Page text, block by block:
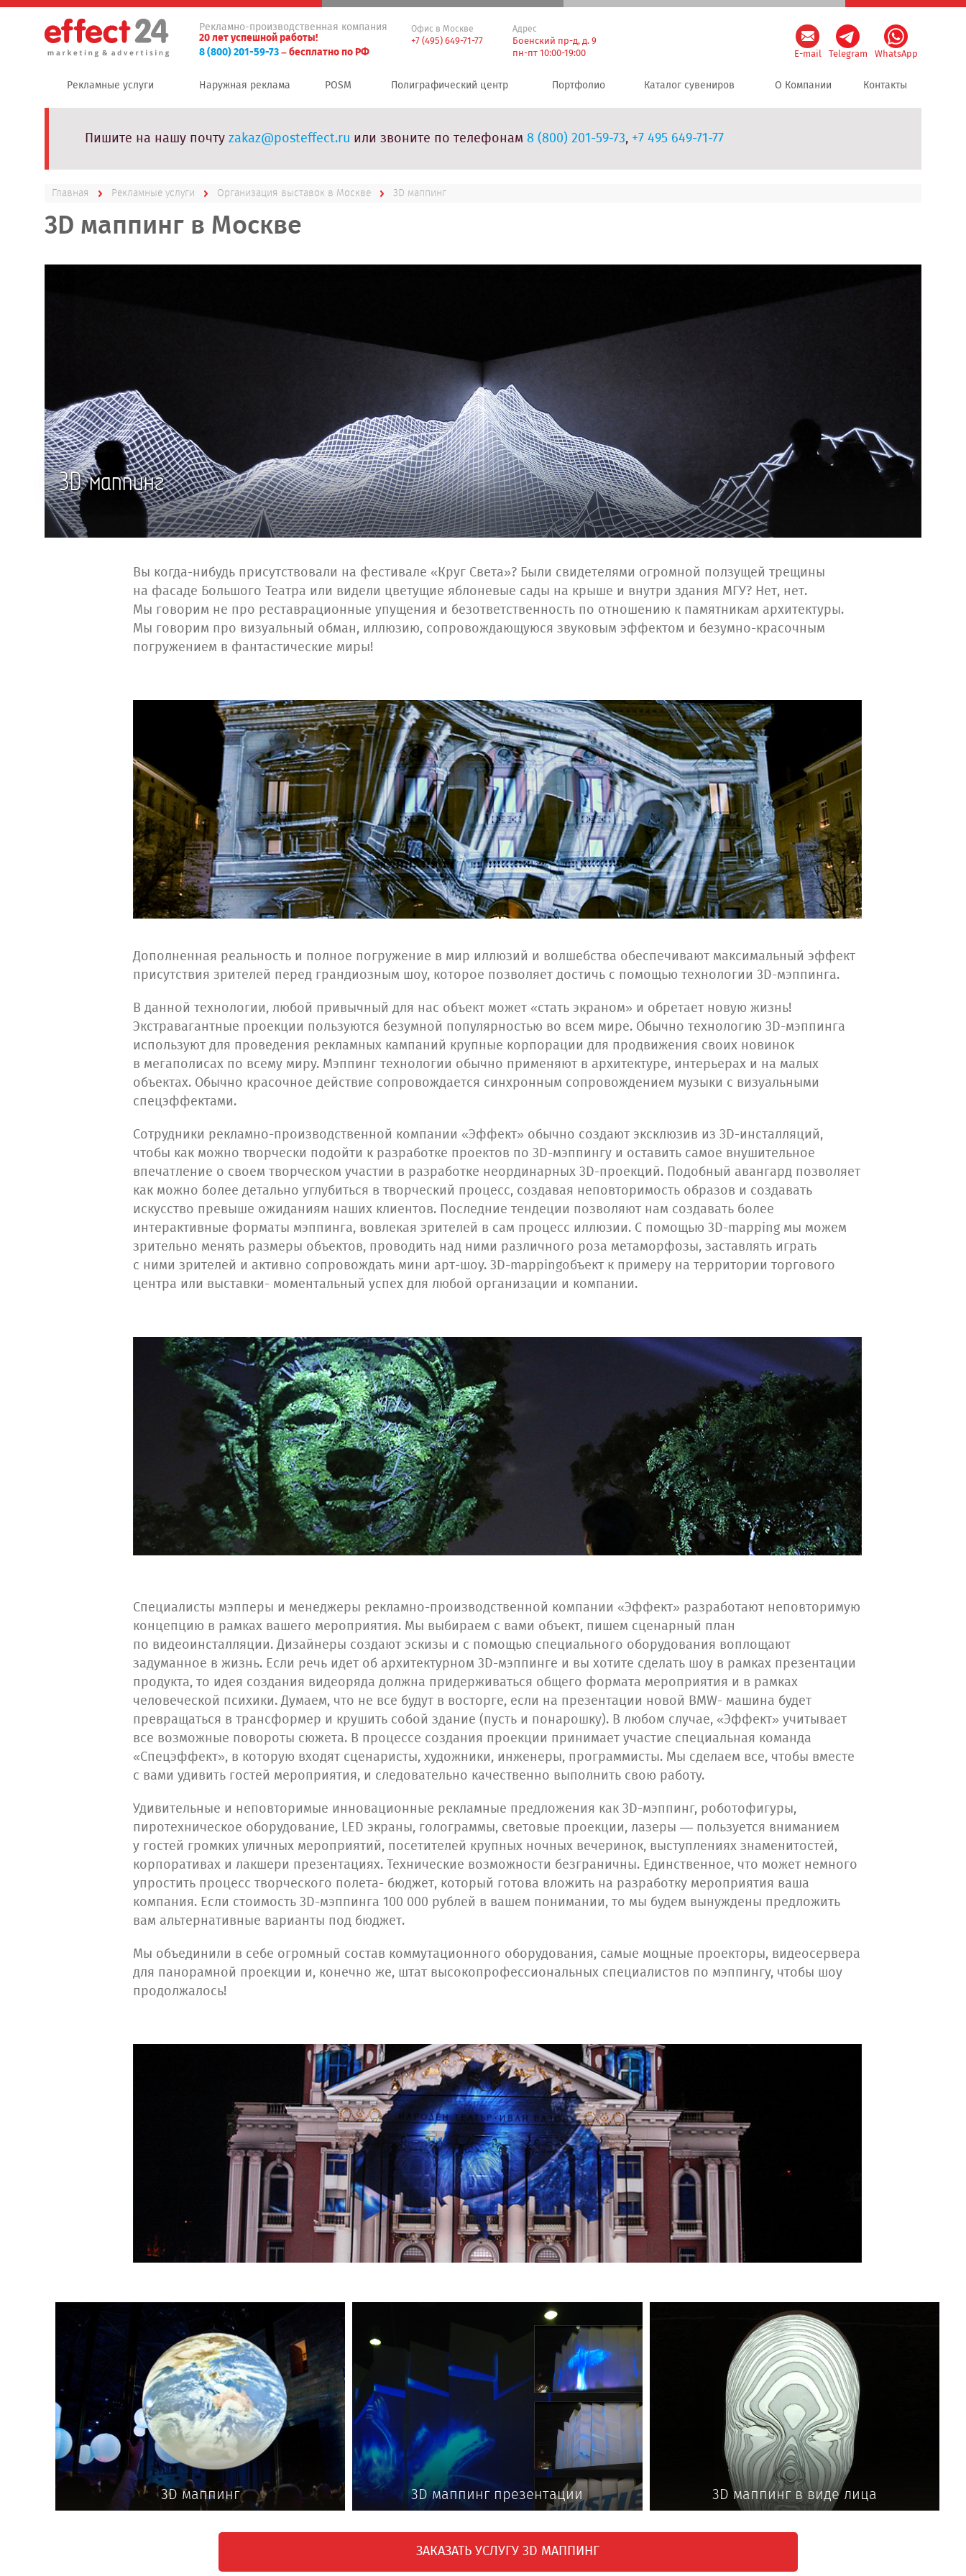
Рекламно-производственная компания
20 лет успешной работы!
8 (800) 201-59-73– бесплатно по РФ
Офис в Москве
+7 (495) 649-71-77
Адрес
Боенский пр-д, д. 9
пн-пт 10:00-19:00
E-mail Telegram WhatsApp
Рекламные услуги Наружная реклама POSM Полиграфический центр Портфолио Каталог сувениров О Компании Контакты
Пишите на нашу почтуzakaz@posteffect.ru или звоните по телефонам 8 (800) 201-59-73, +7 495 649-71-77
Главная Рекламные услуги Организация выставок в Москве 3D маппинг
3D маппинг в Москве
3D маппинг
Вы когда-нибудь присутствовали на фестивале «Круг Света»? Были свидетелями огромной ползущей трещины
на фасаде Большого Театра или видели цветущие яблоневые сады на крыше и внутри здания МГУ? Нет, нет.
Мы говорим не про реставрационные упущения и безответственность по отношению к памятникам архитектуры.
Мы говорим про визуальный обман, иллюзию, сопровождающуюся звуковым эффектом и безумно-красочным
погружением в фантастические миры!
Дополненная реальность и полное погружение в мир иллюзий и волшебства обеспечивают максимальный эффект
присутствия зрителей перед грандиозным шоу, которое позволяет достичь с помощью технологии 3D-мэппинга.
В данной технологии, любой привычный для нас объект может «стать экраном» и обретает новую жизнь!
Экстравагантные проекции пользуются безумной популярностью во всем мире. Обычно технологию 3D-мэппинга
используют для проведения рекламных кампаний крупные корпорации для продвижения своих новинок
в мегаполисах по всему миру. Мэппинг технологии обычно применяют в архитектуре, интерьерах и на малых
объектах. Обычно красочное действие сопровождается синхронным сопровождением музыки с визуальными
спецэффектами.
Сотрудники рекламно-производственной компании «Эффект» обычно создают эксклюзив из 3D-инсталляций,
чтобы как можно творчески подойти к разработке проектов по 3D-мэппингу и оставить самое внушительное
впечатление о своем творческом участии в разработке неординарных 3D-проекций. Подобный авангард позволяет
как можно более детально углубиться в творческий процесс, создавая неповторимость образов и создавать
искусство превыше ожиданиям наших клиентов. Последние тендеции позволяют нам создавать более
интерактивные форматы мэппинга, вовлекая зрителей в сам процесс иллюзии. С помощью 3D-mapping мы можем
зрительно менять размеры объектов, проводить над ними различного роза метаморфозы, заставлять играть
с ними зрителей и активно сопровождать мини арт-шоу. 3D-mappingобъект к примеру на территории торгового
центра или выставки- моментальный успех для любой организации и компании.
Специалисты мэпперы и менеджеры рекламно-производственной компании «Эффект» разработают неповторимую
концепцию в рамках вашего мероприятия. Мы выбираем с вами объект, пишем сценарный план
по видеоинсталляции. Дизайнеры создают эскизы и с помощью специального оборудования воплощают
задуманное в жизнь. Если речь идет об архитектурном 3D-мэппинге и вы хотите сделать шоу в рамках презентации
продукта, то идея создания видеоряда должна придерживаться общего формата мероприятия и в рамках
человеческой психики. Думаем, что не все будут в восторге, если на презентации новой BMW- машина будет
превращаться в трансформер и крушить собой здание (пусть и понарошку). В любом случае, «Эффект» учитывает
все возможные повороты сюжета. В процессе создания проекции принимает участие специальная команда
«Спецэффект», в которую входят сценаристы, художники, инженеры, программисты. Мы сделаем все, чтобы вместе
с вами удивить гостей мероприятия, и следовательно качественно выполнить свою работу.
Удивительные и неповторимые инновационные рекламные предложения как 3D-мэппинг, роботофигуры,
пиротехническое оборудование, LED экраны, голограммы, световые проекции, лазеры — пользуется вниманием
у гостей громких уличных мероприятий, посетителей крупных ночных вечеринок, выступлениях знаменитостей,
корпоративах и лакшери презентациях. Технические возможности безграничны. Единственное, что может немного
упростить процесс творческого полета- бюджет, который готова вложить на разработку мероприятия ваша
компания. Если стоимость 3D-мэппинга 100 000 рублей в вашем понимании, то мы будем вынуждены предложить
вам альтернативные варианты под бюджет.
Мы объединили в себе огромный состав коммутационного оборудования, самые мощные проекторы, видеосервера
для панорамной проекции и, конечно же, штат высокопрофессиональных специалистов по мэппингу, чтобы шоу
продолжалось!
3D маппинг 3D маппинг презентации 3D маппинг в виде лица
ЗАКАЗАТЬ УСЛУГУ 3D МАППИНГ